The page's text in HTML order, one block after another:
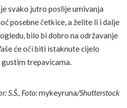
svako jutro poslije umivanja
posebne četkice, a želite li i dalje
bilo bi dobro na održavanje
će oči biti istaknute cijelo
trepavicama.
S.Š., Foto:mykeyruna/Shutterstock